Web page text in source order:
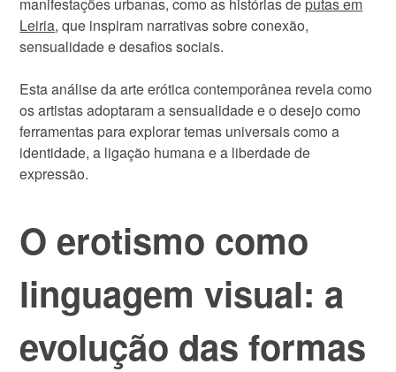
Leiria, que inspiram narrativas sobre conexão,
sensualidade e desafios sociais.
Esta análise da arte erótica contemporânea revela como
os artistas adoptaram a sensualidade e o desejo como
ferramentas para explorar temas universais como a
identidade, a ligação humana e a liberdade de
expressão.
O erotismo como
linguagem visual: a
evolução das formas